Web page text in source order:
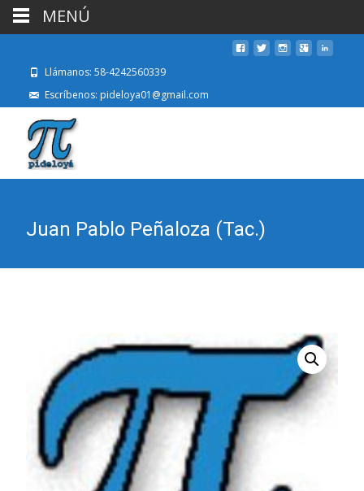
Llámanos: 58-4242560339
Escríbenos: pideloya01@gmail.com
Juan Pablo Peñaloza (Tac.)
MENÚ